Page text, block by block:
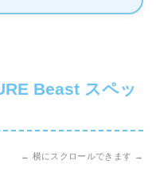
Beast スペッ
← 横にスクロールできます →